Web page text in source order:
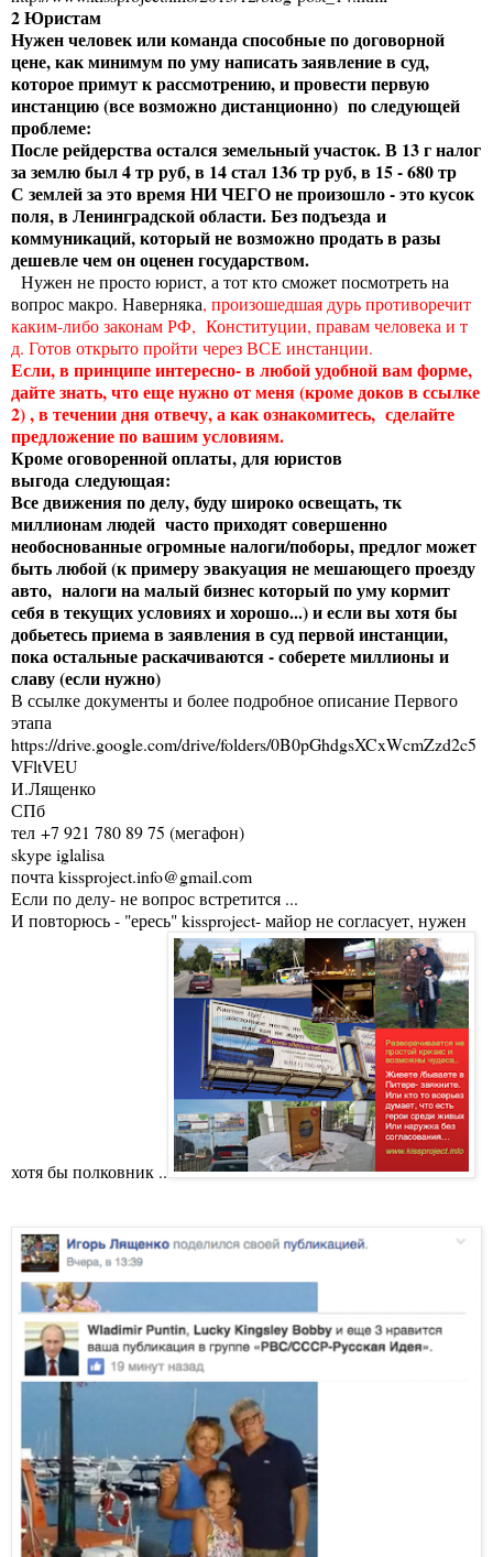
2 Юристам
Нужен человек или команда способные по договорной
цене, как минимум по уму написать заявление в суд,
которое примут к рассмотрению, и провести первую
инстанцию (все возможно дистанционно) по следующей
проблеме:
После рейдерства остался земельный участок. В 13 г налог
за землю был 4 тр руб, в 14 стал 136 тр руб, в 15 - 680 тр
С землей за это время НИ ЧЕГО не произошло - это кусок
поля, в Ленинградской области. Без подъезда и
коммуникаций, который не возможно продать в разы
дешевле чем он оценен государством.
Нужен не просто юрист, а тот кто сможет посмотреть на
вопрос макро. Наверняка, произошедшая дурь противоречит
каким-либо законам РФ, Конституции, правам человека и т
д. Готов открыто пройти через ВСЕ инстанции.
Если, в принципе интересно- в любой удобной вам форме,
дайте знать, что еще нужно от меня (кроме доков в ссылке
2) , в течении дня отвечу, а как ознакомитесь, сделайте
предложение по вашим условиям.
Кроме оговоренной оплаты, для юристов
выгода следующая:
Все движения по делу, буду широко освещать, тк
миллионам людей часто приходят совершенно
необоснованные огромные налоги/поборы, предлог может
быть любой (к примеру эвакуация не мешающего проезду
авто, налоги на малый бизнес который по уму кормит
себя в текущих условиях и хорошо...) и если вы хотя бы
добьетесь приема в заявления в суд первой инстанции,
пока остальные раскачиваются - соберете миллионы и
славу (если нужно)
В ссылке документы и более подробное описание Первого
этапа
https://drive.google.com/drive/folders/0B0pGhdgsXCxWcmZzd2c5
VFltVEU
И.Лященко
СПб
тел +7 921 780 89 75 (мегафон)
skype iglalisa
почта kissproject.info@gmail.com
Если по делу- не вопрос встретится ...
И повторюсь - "ересь" kissproject- майор не согласует, нужен
хотя бы полковник ..